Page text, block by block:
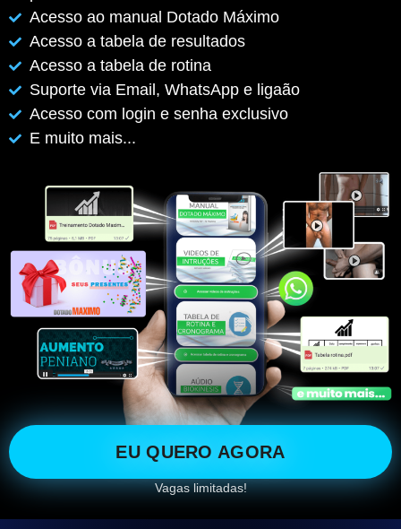
Acesso ao manual Dotado Máximo
Acesso a tabela de resultados
Acesso a tabela de rotina
Suporte via Email, WhatsApp e ligaão
Acesso com login e senha exclusivo
E muito mais...
EU QUERO AGORA
Vagas limitadas!